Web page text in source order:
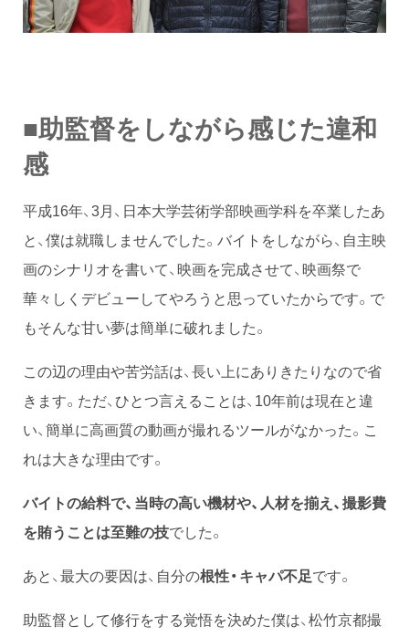
■助監督をしながら感じた違和
感
平成16年、3月、日本大学芸術学部映画学科を卒業したあ
と、僕は就職しませんでした。バイトをしながら、自主映
画のシナリオを書いて、映画を完成させて、映画祭で
華々しくデビューしてやろうと思っていたからです。で
もそんな甘い夢は簡単に破れました。
この辺の理由や苦労話は、長い上にありきたりなので省
きます。ただ、ひとつ言えることは、10年前は現在と違
い、簡単に高画質の動画が撮れるツールがなかった。こ
れは大きな理由です。
バイトの給料で、当時の高い機材や、人材を揃え、撮影費
を賄うことは至難の技でした。
あと、最大の要因は、自分の根性・キャパ不足です。
助監督として修行をする覚悟を決めた僕は、松竹京都撮